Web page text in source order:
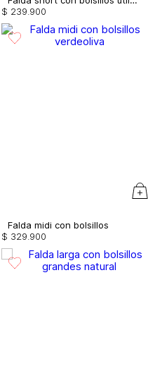
$ 239 900
Falda midi con bolsillos
$ 329 900